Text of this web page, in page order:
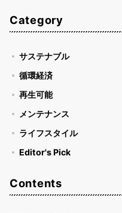
Category
サステナブル
循環経済
再生可能
メンテナンス
ライフスタイル
Editor's Pick
Contents